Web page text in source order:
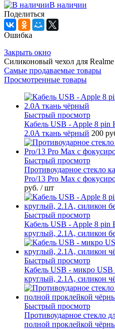
В наличии
Поделиться
Ошибка
Закрыть окно
Силиконовый чехол для
Самые продаваемые товары
Просмотренные товары
Быстрый просмотр
Кабель USB - Apple 8 pin
2.0A ткань чёрный 200
Быстрый просмотр
Противоударное стекло
Pro/13 Pro Max с
руб. / шт
Быстрый просмотр
Кабель USB - Apple 8 pin
круглый, 2.1A, силикон
Быстрый просмотр
Кабель USB - микро
круглый, 2.1A, силикон
Быстрый просмотр
Противоударное стекло
полной проклейкой